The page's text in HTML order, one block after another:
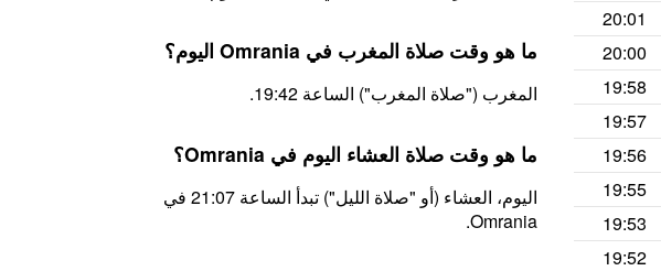
20:01
20:00
19:58
19:57
19:56
19:55
19:53
19:52
ما هو وقت صلاة المغرب في Omrania اليوم؟
المغرب ("صلاة المغرب") الساعة 19:42.
ما هو وقت صلاة العشاء اليوم في Omrania؟
اليوم، العشاء (أو "صلاة الليل") تبدأ الساعة 21:07 في
Omrania.